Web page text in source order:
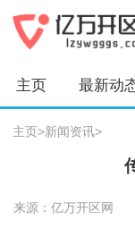
主页 最新动
主页>新闻资讯>
来源：亿万开区网